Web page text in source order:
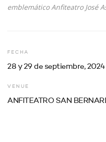
emblemático Anfiteatro José
FECHA
28 y 29 de septiembre, 2024
VENUE
ANFITEATRO SAN